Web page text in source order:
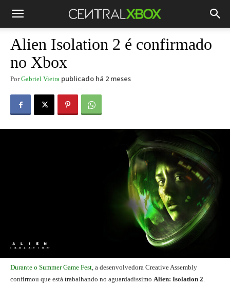
Alien Isolation 2 é confirmado
no Xbox
Por Gabriel Vieira publicado há 2 meses
Durante o Summer Game Fest, a desenvolvedora Creative Assembly
confirmou que está trabalhando no aguardadíssimo Alien: Isolation 2.